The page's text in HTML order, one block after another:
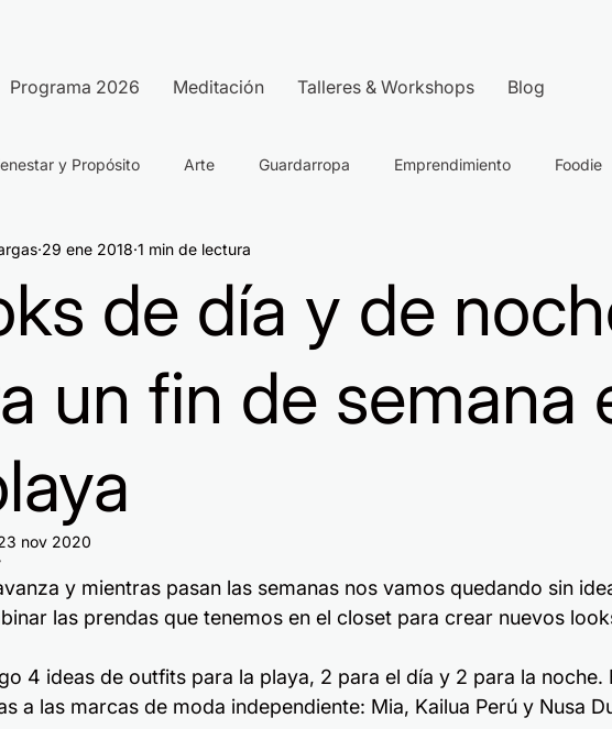
Programa 2026 Meditación Talleres & Workshops Blog
y Propósito Arte Guardarropa Emprendimiento Foodie
de día y de
un fin de semana
29 ene 2018 1 min de lectura
nov 2020
NaN de 5 estrellas.
y mientras pasan las semanas nos vamos quedando sin
las prendas que tenemos en el closet para crear nuevos
4 ideas de outfits para la playa, 2 para el día y 2 para la noche.
a las marcas de moda independiente: Mia, Kailua Perú y Nusa